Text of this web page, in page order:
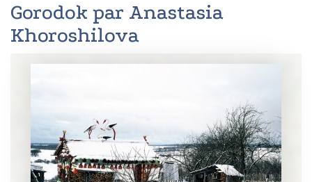
Gorodok par Anastasia
Khoroshilova